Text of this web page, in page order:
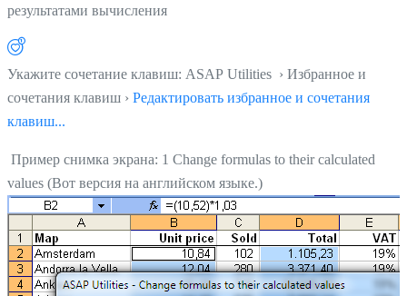
результатами вычисления
Укажите сочетание клавиш: ASAP Utilities › Избранное и
сочетания клавиш › Редактировать избранное и сочетания
клавиш...
Пример снимка экрана: 1 Change formulas to their calculated
values (Вот версия на английском языке.)